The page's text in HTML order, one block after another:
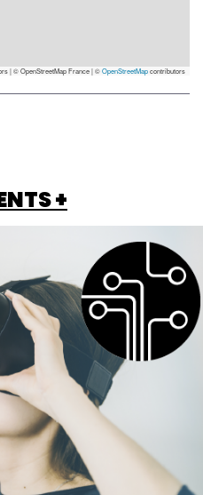
|© OpenStreetMap France | ©OpenStreetMapcontributors
+